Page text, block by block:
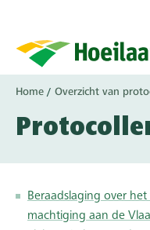
naar
inhoud
Kruimelpad
Home Overzicht van
Beraadslaging over
machtiging aan de